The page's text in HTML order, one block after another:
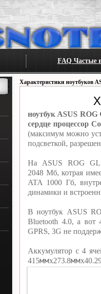
FAQ Частые
Характеристики ноутбуков
ноутбук ASUS
сердце процессор
(максимум можно
подсветкой,
На ASUS ROG
2048 Мб, котрая
ATA 1000 Гб,
динамики и
В ноутбук ASUS
Bluetooth 4.0, а вот
GPRS, 3G не
Аккумулятор c 4
415ммх273.8мм